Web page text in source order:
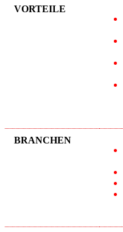
VORTEILE
BRANCHEN